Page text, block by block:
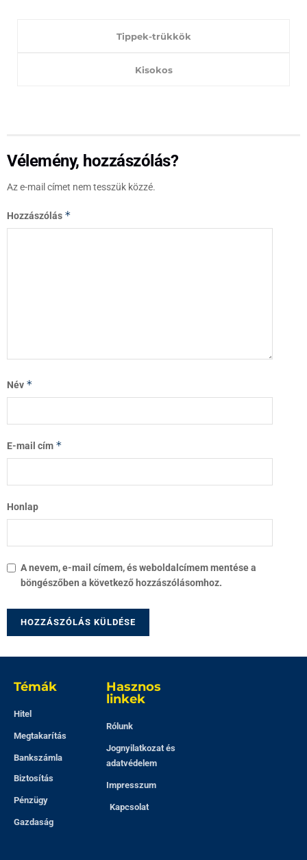
Tippek-trükkök
Kisokos
Vélemény, hozzászólás?
Az e-mail címet nem tesszük közzé.
Hozzászólás *
Név *
E-mail cím *
Honlap
A nevem, e-mail címem, és weboldalcímem mentése a
böngészőben a következő hozzászólásomhoz.
Témák
Hitel
Megtakarítás
Bankszámla
Biztosítás
Pénzügy
Gazdaság
Hasznos
linkek
Rólunk
Jognyilatkozat és
adatvédelem
Impresszum
Kapcsolat